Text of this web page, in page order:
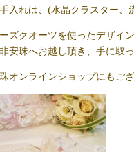
入れは、(水晶クラスター、
ズクオーツを使ったデザイ
安珠へお越し頂き、手に取
オンラインショップにもご